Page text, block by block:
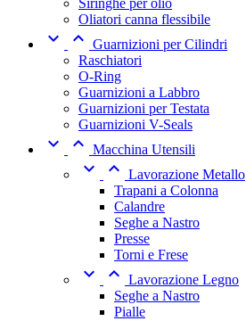
Oliatori canna flessibile
  Guarnizioni per Cilindri
Raschiatori
O-Ring
Guarnizioni a Labbro
Guarnizioni per Testata
Guarnizioni V-Seals
  Macchina Utensili
  Lavorazione Metallo
Trapani a Colonna
Calandre
Seghe a Nastro
Presse
Torni e Frese
  Lavorazione Legno
Seghe a Nastro
Pialle